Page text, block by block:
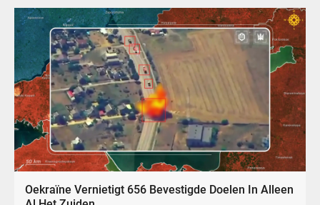
Oekraïne Vernietigt 656 Bevestigde Doelen In Alleen